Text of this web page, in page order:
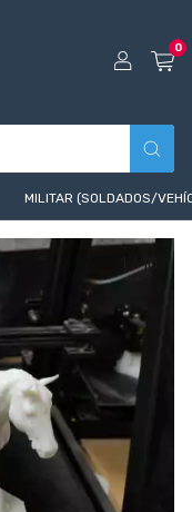
0
MILITAR (SOLDADOS/
/10